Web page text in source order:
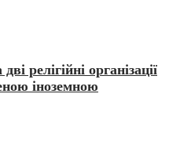
релігійні організації
іноземною